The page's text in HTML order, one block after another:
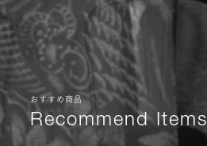
おすすめ商品
Recommend Items